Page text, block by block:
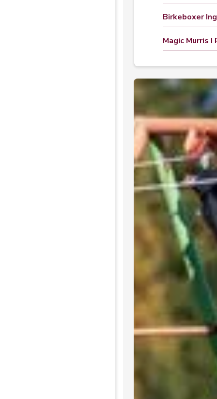
Birkeboxer
Magic Murris